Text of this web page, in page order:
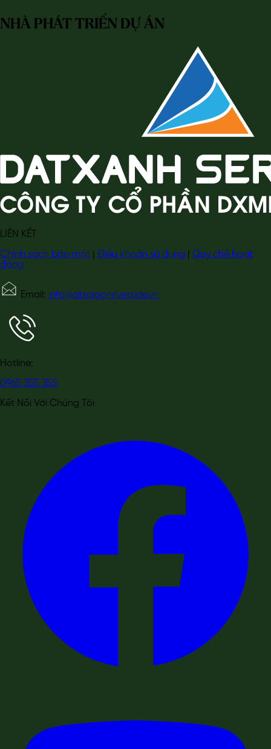
NHÀ PHÁT TRIỂN DỰ ÁN
LIÊN KẾT
Chính sách bảo mật
Điều khoản sử dụng
Quy chế hoạt
động
Email: info@atsaigonriverside.vn
Hotline:
0965 355 355
Kết Nối Với Chúng Tôi